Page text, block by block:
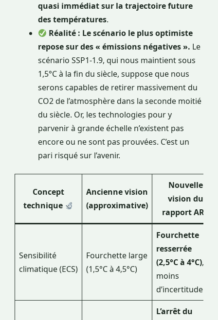
quasi immédiat sur la trajectoire future
des températures.
Réalité : Le scénario le plus optimiste
repose sur des « émissions négatives ». Le
scénario SSP1-1.9, qui nous maintient sous
1,5°C à la fin du siècle, suppose que nous
serons capables de retirer massivement du
CO2 de l’atmosphère dans la seconde moitié
du siècle. Or, les technologies pour y
parvenir à grande échelle n’existent pas
encore ou ne sont pas prouvées. C’est un
pari risqué sur l’avenir.
Concept
technique
Ancienne vision
(approximative)
Nouvelle
vision du
rapport AR6
Sensibilité
climatique (ECS)
Fourchette large
(1,5°C à 4,5°C)
Fourchette
resserrée
(2,5°C à 4°C),
moins
d’incertitude.
L’arrêt du